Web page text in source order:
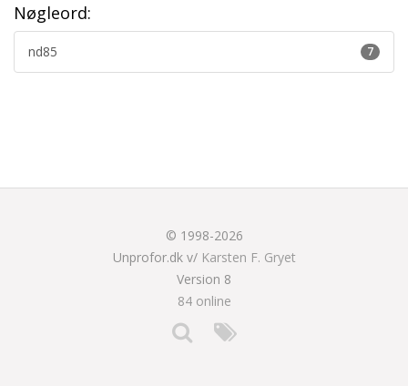
Nøgleord:
7
nd85
© 1998-2026
Unprofor.dk v/ Karsten F. Gryet
Version 8
84 online